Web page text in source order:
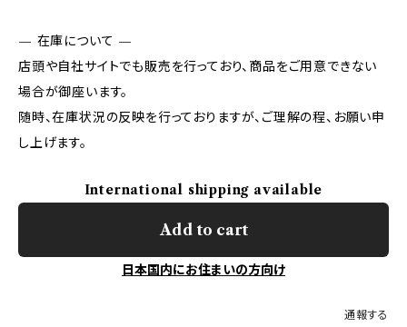
— 在庫について —
店頭や自社サイトでも販売を行っており、商品をご用意できない
場合が御座います。
随時、在庫状況の反映を行っておりますが、ご理解の程、お願い申
し上げます。
International shipping available
Add to cart
日本国内にお住まいの方向け
通報する